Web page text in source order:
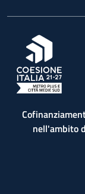
, apre in una nuova
nell'ambito